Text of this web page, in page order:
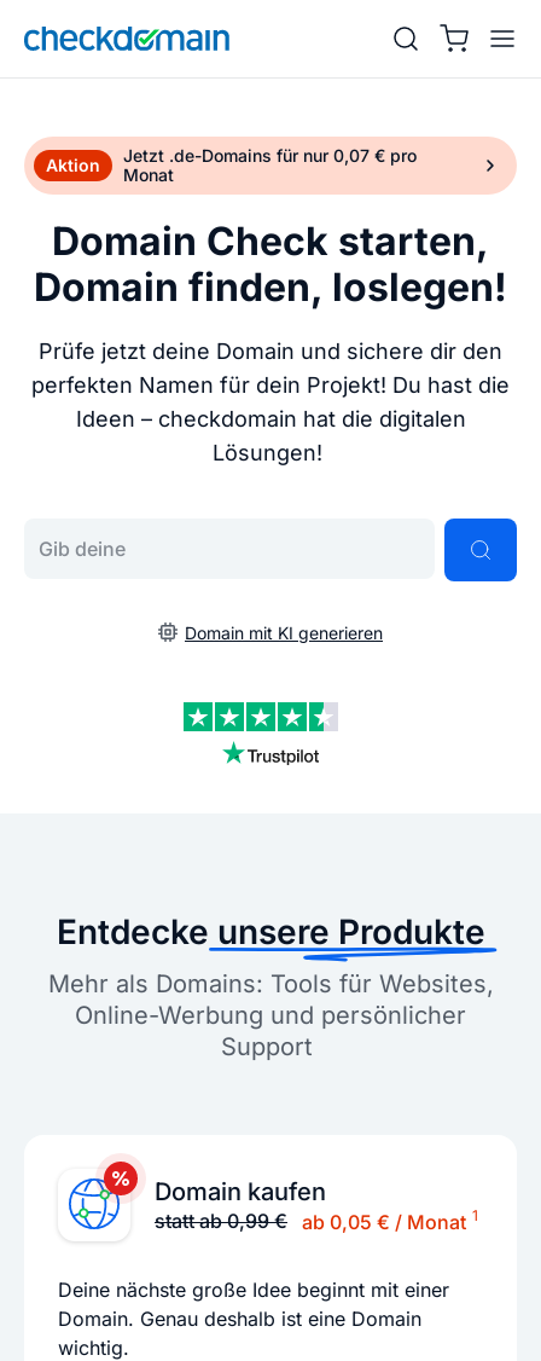
Aktion
Jetzt .de-Domains für nur 0,07 € pro
Monat
Domain Check starten,
Domain finden, loslegen!
Prüfe jetzt deine Domain und sichere dir den
perfekten Namen für dein Projekt! Du hast die
Ideen – checkdomain hat die digitalen
Lösungen!
Domain mit KI generieren
Entdecke unsere Produkte
Mehr als Domains: Tools für Websites,
Online-Werbung und persönlicher
Support
Domain kaufen
statt ab 0,99 € ab 0,05 € / Monat 1
Deine nächste große Idee beginnt mit einer
Domain. Genau deshalb ist eine Domain
wichtig.